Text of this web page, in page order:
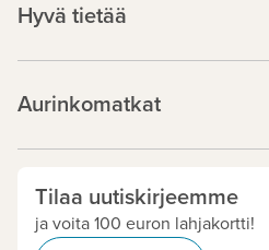
Hyvä tietää
Aurinkomatkat
Tilaa uutiskirjeemme
ja voita 100 euron lahjakortti!